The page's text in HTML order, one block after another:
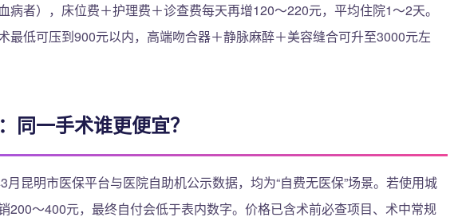
病者），床位费＋护理费＋诊查费每天再增120～220元，平均住院1～2天。
最低可压到900元以内，高端吻合器＋静脉麻醉＋美容缝合可升至3000元左
同一手术谁更便宜？
昆明市医保平台与医院自助机公示数据，均为“自费无医保”场景。若使用城
200～400元，最终自付会低于表内数字。价格已含术前必查项目、术中常规